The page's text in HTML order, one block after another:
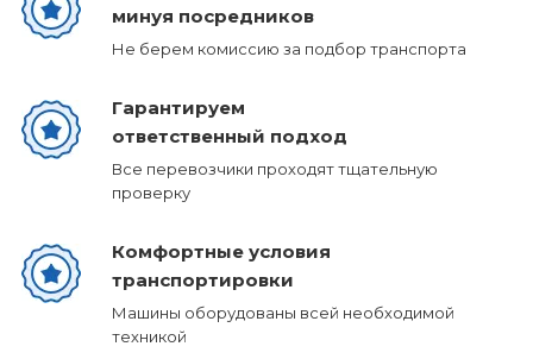
минуя посредников
Не берем комиссию за подбор транспорта
Гарантируем
ответственный подход
Все перевозчики проходят тщательную
проверку
Комфортные условия
транспортировки
Машины оборудованы всей необходимой
техникой